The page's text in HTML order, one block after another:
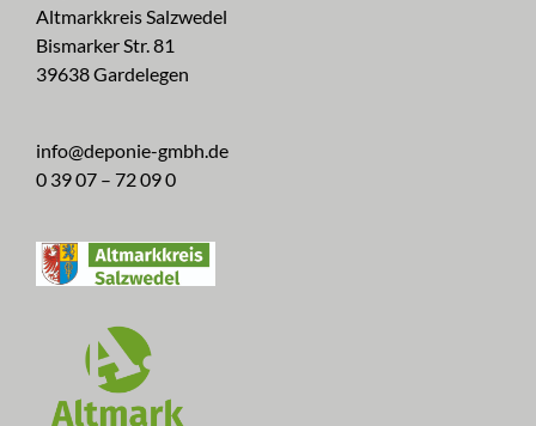
Altmarkkreis Salzwedel
Bismarker Str. 81
39638 Gardelegen
info@deponie-gmbh.de
0 39 07 – 72 09 0